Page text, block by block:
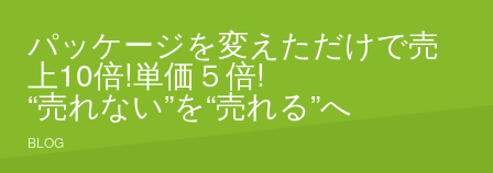
パッケージを変えただけで売
上10倍!単価５倍!
“売れない”を“売れる”へ
BLOG